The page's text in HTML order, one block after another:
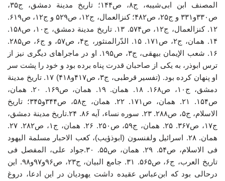
المصنف ابن ابی‌شیبه، ج۸، ص۱۴۴؛ تاریخ مدینة دمشق، ج۳۵،
ص۳۳۰و۳۳۱ و ج۲۵، ص۴۸۲؛ کنزالعمال، ج۱۲، ص۵۲۹ و ج۱۲، ص۶۱۹.
۱۲. کنزالعمال، ج۱۲، ص۵۷۴. ۱۳. تاریخ مدینة دمشق، ج۱۰، ص۱۵۸.
۱۴. همان، ج۲، ص۱۷۱. ۱۵. الدّرالمنثور، ج۴، ص۵۷، و ج۶، ص۲۸۵.
۱۶. شعب الإیمان بیهقی، ج۳، ص۱۹۵. او در ماجراهای دیگری نیز از
ترس ابوذر، به یکی از صاحبان قدرت پناه برده بود و خود را پشت سر
او پنهان کرده بود. (تفسیر قرطبی، ج۳، ص۴۱۷و۴۱۸) ۱۷. تاریخ مدینة
دمشق، ج۱۰، ص۱۶۸. ۱۸. همان. ۱۹. همان، ص۱۶۹. ۲۰. همان،
ص۱۵۴. ۲۱. همان، ص۱۷۱. ۲۲. همان، ج۵۸، ص۳۴۴و۳۴۵؛ تاریخ
الاسلام، ج۵، ص۲۸۸. ۲۳. سوره نساء، آیه ۸۶. ۲۴.تاریخ مدینة دمشق،
ج۱۷، ص۳۶۷. ۲۵. همان، ج۵۹، ص۲۵۰. ۲۶. همان، ج۱، ص۲۸۲. ۲۷.
همان. ۲۸. اسرائیل ولفنسون (ابوذؤیب)، کعب الاحبار مسلمة الیهود
فی الاسلام، ص۵۴. ۲۹. همان، ص۵۵. ۳۰.جواد علی، المفصل فی
تاریخ العرب، ج۶، ص۵۶۵. ۳۱. جامع البیان، ج۲۳، ص۹۶و۹۷و۹۸. این
درحالی بود که ابن‌عباس عقیده داشت یهودیان در این ادعا، دروغ